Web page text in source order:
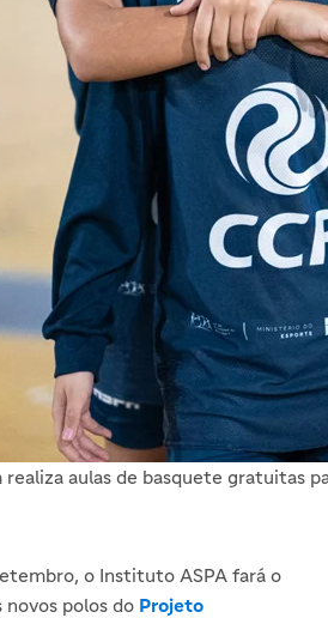
aulas de basquete gratuitas
o Instituto ASPA fará o
polos do Projeto